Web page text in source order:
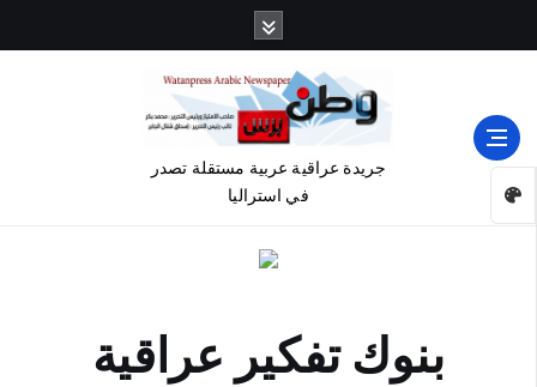
جريدة عراقية عربية مستقلة تصدر
في استراليا
بنوك تفكير عراقية